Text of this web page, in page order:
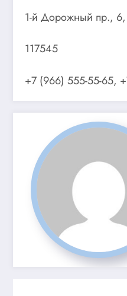
1-й Дорожный пр.,
117545
+7 (966) 555-55-65,